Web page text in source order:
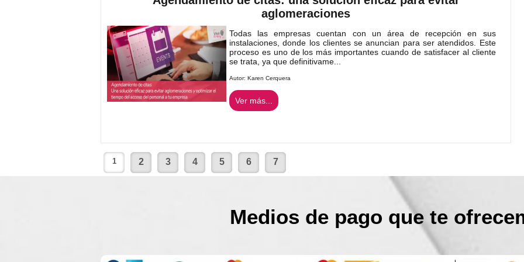
aglomeraciones
Todas las empresas cuentan con un área de recepción en sus
instalaciones, donde los clientes se anuncian para ser atendidos. Este
proceso es uno de los más importantes cuando de satisfacer al cliente
se trata, ya que definitivame...
Autor: Karen Cerquera
Ver más...
1 2 3 4 5 6 7
Medios de pago que te